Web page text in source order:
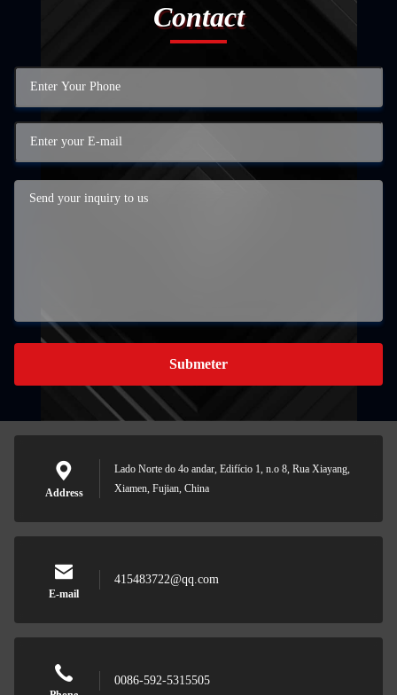
Contact
Submeter
Address
Lado Norte do 4o andar, Edifício 1, n.o 8, Rua Xiayang,
Xiamen, Fujian, China
E-mail
415483722@qq.com
0086-592-5315505